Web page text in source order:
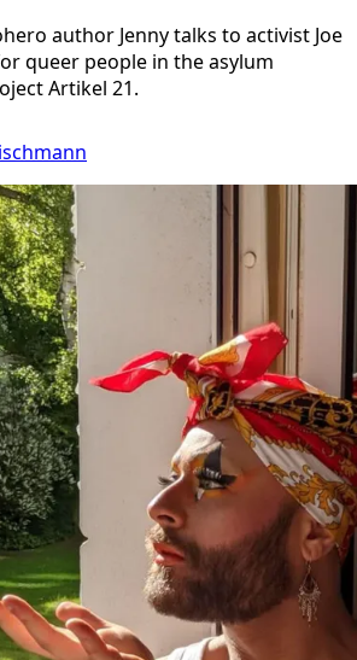
author Jenny talks to activist Joe
queer people in the asylum
Artikel 21.